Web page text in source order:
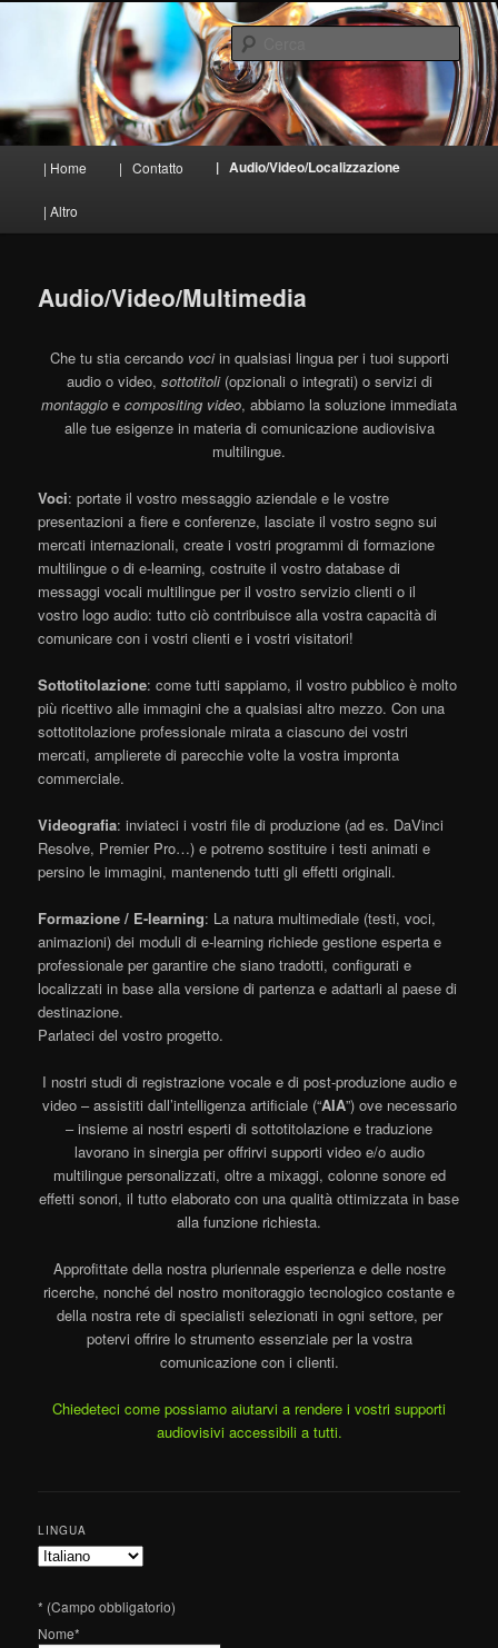
TraduiSons
Cerca
principale
| Home | Contatto | Audio/Video/Localizzazione
| Altro
Audio/Video/Multimedia
Che tu stia cercando vociin qualsiasi lingua per i tuoi supporti
audio o video, sottotitoli(opzionali o integrati) o servizi di
montaggio e compositing video, abbiamo la soluzione immediata
alle tue esigenze in materia di comunicazione audiovisiva
multilingue.
Voci: portate il vostro messaggio aziendale e le vostre
presentazioni a fiere e conferenze, lasciate il vostro segno sui
mercati internazionali, create i vostri programmi di formazione
multilingue o di e-learning, costruite il vostro database di
messaggi vocali multilingue per il vostro servizio clienti o il
vostro logo audio: tutto ciò contribuisce alla vostra capacità di
comunicare con i vostri clienti e i vostri visitatori!
Sottotitolazione: come tutti sappiamo, il vostro pubblico è molto
più ricettivo alle immagini che a qualsiasi altro mezzo. Con una
sottotitolazione professionale mirata a ciascuno dei vostri
mercati, amplierete di parecchie volte la vostra impronta
commerciale.
Videografia: inviateci i vostri file di produzione (ad es. DaVinci
Resolve, Premier Pro…) e potremo sostituire i testi animati e
persino le immagini, mantenendo tutti gli effetti originali.
Formazione / E-learning: La natura multimediale (testi, voci,
animazioni) dei moduli di e-learning richiede gestione esperta e
professionale per garantire che siano tradotti, configurati e
localizzati in base alla versione di partenza e adattarli al paese di
destinazione.
Parlateci del vostro progetto.
I nostri studi di registrazione vocale e di post-produzione audio e
video – assistiti dall’intelligenza artificiale (“AIA”) ove necessario
– insieme ai nostri esperti di sottotitolazione e traduzione
lavorano in sinergia per offrirvi supporti video e/o audio
multilingue personalizzati, oltre a mixaggi, colonne sonore ed
effetti sonori, il tutto elaborato con una qualità ottimizzata in base
alla funzione richiesta.
Approfittate della nostra pluriennale esperienza e delle nostre
ricerche, nonché del nostro monitoraggio tecnologico costante e
della nostra rete di specialisti selezionati in ogni settore, per
potervi offrire lo strumento essenziale per la vostra
comunicazione con i clienti.
Chiedeteci come possiamo aiutarvi a rendere i vostri supporti
audiovisivi accessibili a tutti.
LINGUA
* (Campo obbligatorio)
Nome*